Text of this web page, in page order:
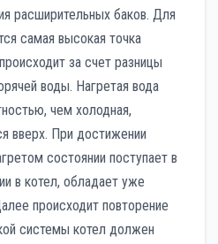
расширительных баков. Для
самая высокая точка
за счет разницы
воды. Нагретая вода
чем холодная,
вверх. При достижении
состоянии поступает в
в котел, обладает уже
происходит повторение
системы котел должен